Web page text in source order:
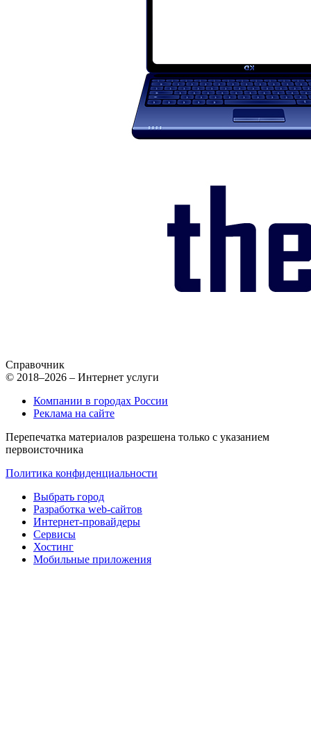
Справочник
© 2018–2026 – Интернет услуги
Компании в городах России
Реклама на сайте
Перепечатка материалов разрешена только с указанием
первоисточника
Политика конфиденциальности
Выбрать город
Разработка web-сайтов
Интернет-провайдеры
Сервисы
Хостинг
Мобильные приложения